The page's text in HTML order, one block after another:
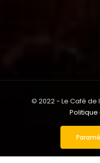
© 2022 - Le Café